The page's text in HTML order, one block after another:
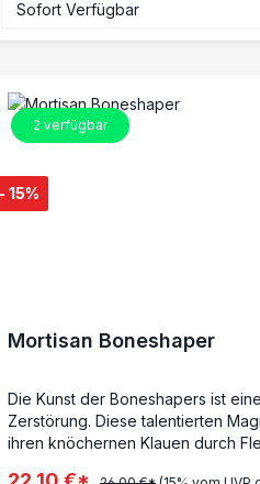
2 verfügbar
15%
Mortisan Boneshaper
Die Kunst der Boneshapers ist
Zerstörung. Diese talentierten
ihren knöchernen Klauen durch